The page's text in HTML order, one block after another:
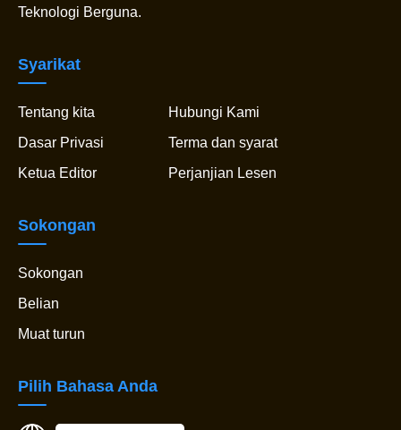
Teknologi Berguna.
Syarikat
Tentang kita
Hubungi Kami
Dasar Privasi
Terma dan syarat
Ketua Editor
Perjanjian Lesen
Sokongan
Sokongan
Belian
Muat turun
Pilih Bahasa Anda